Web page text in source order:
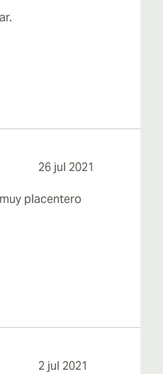
26 jul 2021
placentero
2 jul 2021